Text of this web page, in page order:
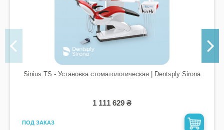
Sinius ТS - Установка стоматологическая | Dentsply Sirona
1 111 629 ₴
ПОД ЗАКАЗ